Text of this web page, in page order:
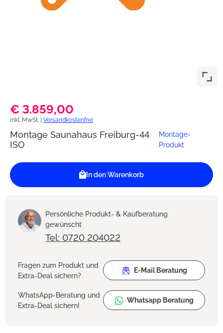
€ 3.859,00
inkl. MwSt. | Versandkostenfrei
Montage Saunahaus Freiburg-44
ISO
Montage-
Produkt
In den Warenkorb
Persönliche Produkt- & Kaufberatung
gewünscht
Tel: 0720 204022
Fragen zum Produkt und
Extra-Deal sichern?
E-Mail Beratung
WhatsApp-Beratung und
Extra-Deal sichern!
Whatsapp Beratung